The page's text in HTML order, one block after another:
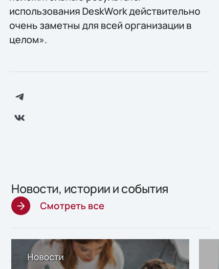
использования DeskWork действительно
очень заметны для всей организации в
целом».
Новости, истории и события
Смотреть все
Новости